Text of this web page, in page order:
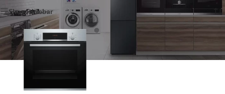
Show sidebar